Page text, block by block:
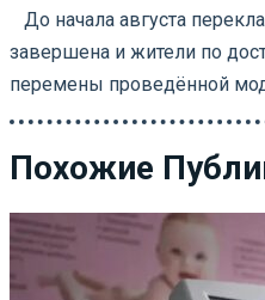
⠀До начала августа
завершена и жители по
перемены проведённой
Похожие